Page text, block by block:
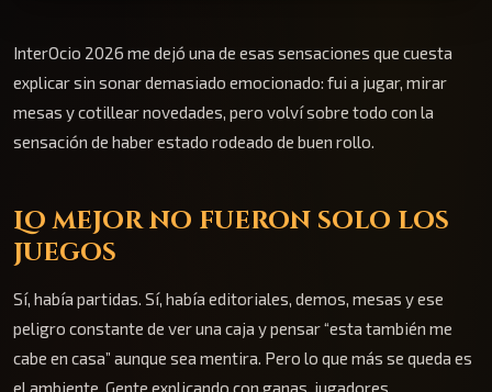
InterOcio 2026 me dejó una de esas sensaciones que cuesta
explicar sin sonar demasiado emocionado: fui a jugar, mirar
mesas y cotillear novedades, pero volví sobre todo con la
sensación de haber estado rodeado de buen rollo.
Lo mejor no fueron solo los
juegos
Sí, había partidas. Sí, había editoriales, demos, mesas y ese
peligro constante de ver una caja y pensar “esta también me
cabe en casa” aunque sea mentira. Pero lo que más se queda es
el ambiente. Gente explicando con ganas, jugadores